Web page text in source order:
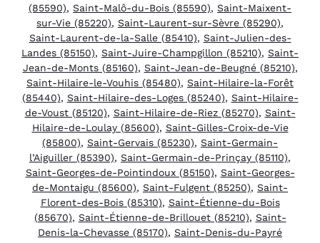
(85590), Saint-Malô-du-Bois (85590), Saint-Maixent-
sur-Vie (85220), Saint-Laurent-sur-Sèvre (85290),
Saint-Laurent-de-la-Salle (85410), Saint-Julien-des-
Landes (85150), Saint-Juire-Champgillon (85210), Saint-
Jean-de-Monts (85160), Saint-Jean-de-Beugné (85210),
Saint-Hilaire-le-Vouhis (85480), Saint-Hilaire-la-Forêt
(85440), Saint-Hilaire-des-Loges (85240), Saint-Hilaire-
de-Voust (85120), Saint-Hilaire-de-Riez (85270), Saint-
Hilaire-de-Loulay (85600), Saint-Gilles-Croix-de-Vie
(85800), Saint-Gervais (85230), Saint-Germain-
l’Aiguiller (85390), Saint-Germain-de-Prinçay (85110),
Saint-Georges-de-Pointindoux (85150), Saint-Georges-
de-Montaigu (85600), Saint-Fulgent (85250), Saint-
Florent-des-Bois (85310), Saint-Étienne-du-Bois
(85670), Saint-Étienne-de-Brillouet (85210), Saint-
Denis-la-Chevasse (85170), Saint-Denis-du-Payré